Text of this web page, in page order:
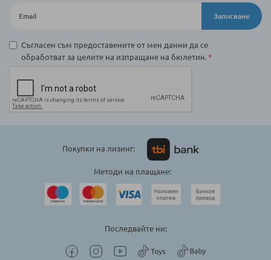
Записване
Съгласен съм предоставените от мен данни да се
обработват за целите на изпращане на бюлетин.
Покупки на лизинг:
Методи на плащане:
Последвайте ни: